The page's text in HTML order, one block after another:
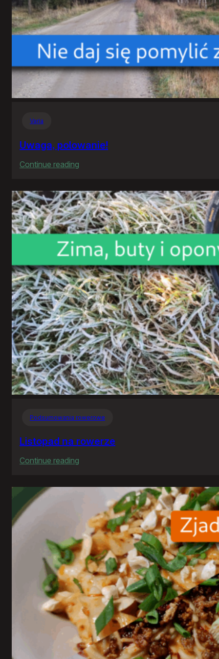
Varia
Uwaga, polowanie!
Continue reading
polowanie!
Podsumowania rowerowe
Listopad na rowerze
Continue reading
na
rowerze